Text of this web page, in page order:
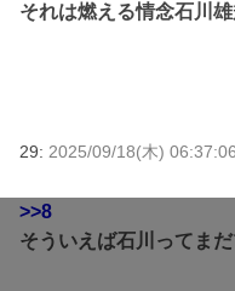
それは燃える情念石川
29: 2025/09/18(木)
>>8
そういえば石川ってま